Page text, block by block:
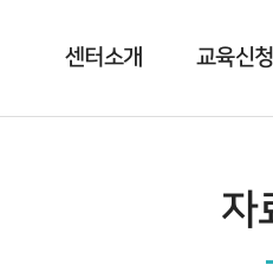
센터소개 교육신
자